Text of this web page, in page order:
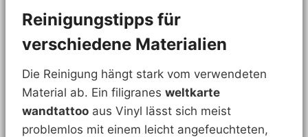
Reinigungstipps für
verschiedene Materialien
Die Reinigung hängt stark vom verwendeten
Material ab. Ein filigranes weltkarte
wandtattoo aus Vinyl lässt sich meist
problemlos mit einem leicht angefeuchteten,